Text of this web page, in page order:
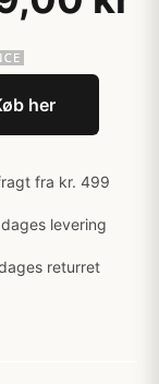
her
fra kr. 499
levering
returret